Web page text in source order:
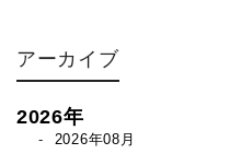
アーカイブ
2026年
2026年08月